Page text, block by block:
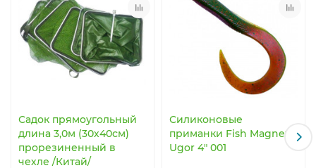
Садок прямоугольный
длина 3,0м (30х40см)
прорезиненный в
чехле /Китай/
Силиконовые
приманки Fish Magnet
Ugor 4" 001